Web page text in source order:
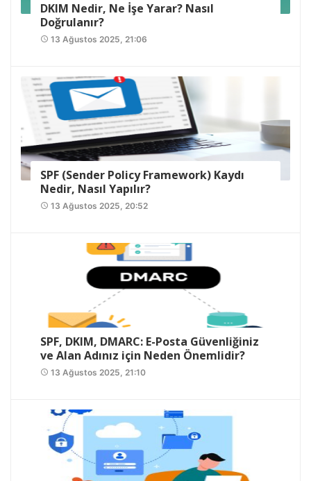
DKIM Nedir, Ne İşe Yarar? Nasıl
Doğrulanır?
access_time 13 Ağustos 2025, 21:06
SPF (Sender Policy Framework) Kaydı
Nedir, Nasıl Yapılır?
access_time 13 Ağustos 2025, 20:52
SPF, DKIM, DMARC: E-Posta Güvenliğiniz
ve Alan Adınız için Neden Önemlidir?
access_time 13 Ağustos 2025, 21:10